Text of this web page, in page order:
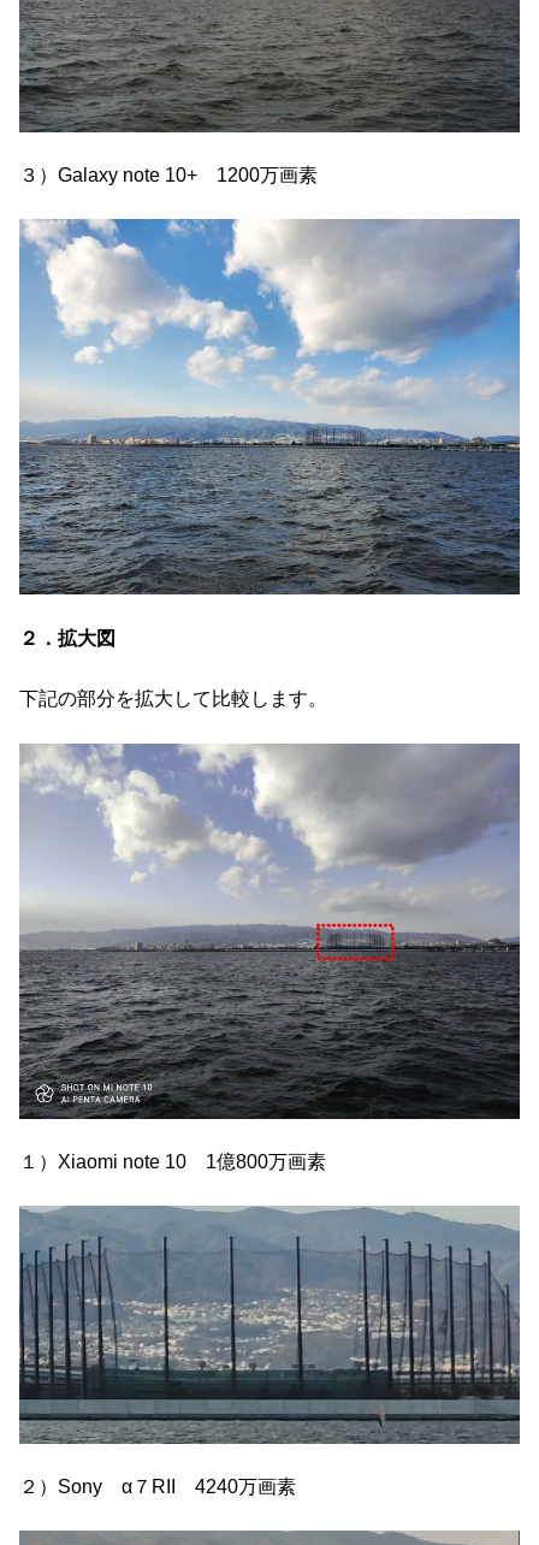
３）Galaxy note 10+ 1200万画素
２．拡大図
下記の部分を拡大して比較します。
１）Xiaomi note 10 1億800万画素
２）Sony α７RII 4240万画素